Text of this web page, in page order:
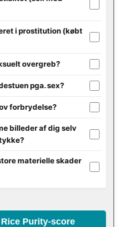
i prostitution (købt
overgreb?
pga. sex?
forbrydelse?
billeder af dig selv
materielle skader
Purity-score